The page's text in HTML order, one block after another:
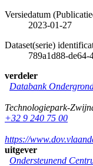
Versiedatum
2023-01-27
Dataset(serie)
789a1d88-
verdeler
Databank
Technologiepark-
+32 9 240 75 00
https://
uitgever
Ondersteunend